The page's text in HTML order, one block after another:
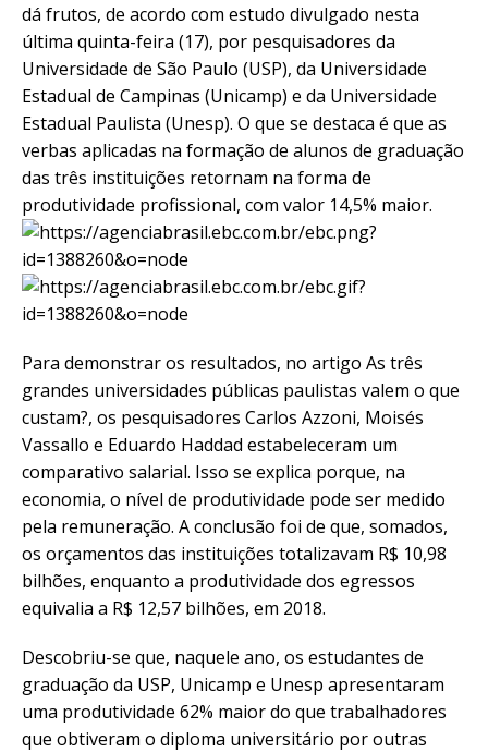
dá frutos, de acordo com estudo divulgado nesta
última quinta-feira (17), por pesquisadores da
Universidade de São Paulo (USP), da Universidade
Estadual de Campinas (Unicamp) e da Universidade
Estadual Paulista (Unesp). O que se destaca é que as
verbas aplicadas na formação de alunos de graduação
das três instituições retornam na forma de
produtividade profissional, com valor 14,5% maior.
Para demonstrar os resultados, no artigo As três
grandes universidades públicas paulistas valem o que
custam?, os pesquisadores Carlos Azzoni, Moisés
Vassallo e Eduardo Haddad estabeleceram um
comparativo salarial. Isso se explica porque, na
economia, o nível de produtividade pode ser medido
pela remuneração. A conclusão foi de que, somados,
os orçamentos das instituições totalizavam R$ 10,98
bilhões, enquanto a produtividade dos egressos
equivalia a R$ 12,57 bilhões, em 2018.
Descobriu-se que, naquele ano, os estudantes de
graduação da USP, Unicamp e Unesp apresentaram
uma produtividade 62% maior do que trabalhadores
que obtiveram o diploma universitário por outras